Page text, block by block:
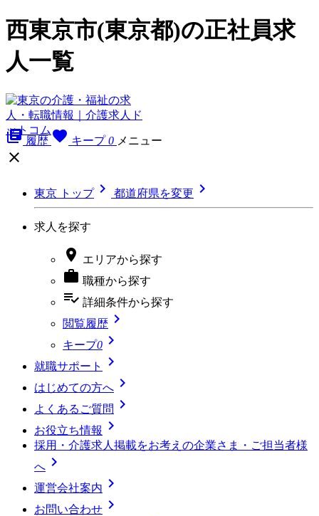
西東京市(東京都)の正社員求
人一覧
library_books 履歴 favorite キープ 0 メニュー

東京 トップ 都道府県を変更 
求人を探す
 エリアから探す
 職種から探す
playlist_add_check 詳細条件から探す
閲覧履歴 
キープ0 
就職サポート 
はじめての方へ 
よくあるご質問 
お役立ち情報 
採用・介護求人掲載をお考えの企業さま・ご担当者様
へ 
運営会社案内 
お問い合わせ 